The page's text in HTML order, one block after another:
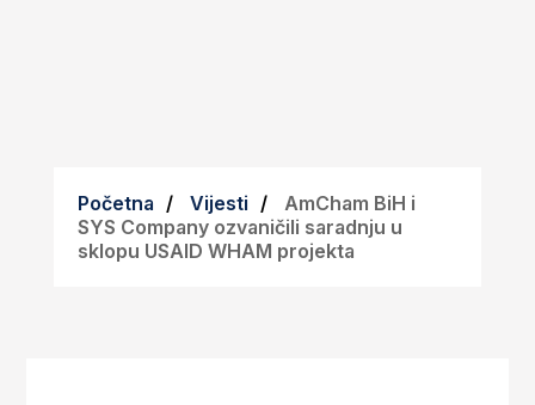
Početna Vijesti
AmCham BiH i
SYS Company ozvaničili saradnju u
sklopu USAID WHAM projekta